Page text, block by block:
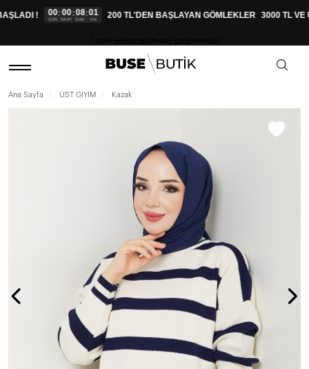
! 00
GÜN
:00
SAAT
:08
DAK
:00
SN 200 TL'DEN BAŞLAYAN GÖMLEKLER 3000 TL VE
Ana Sayfa ÜST GİYİM Kazak